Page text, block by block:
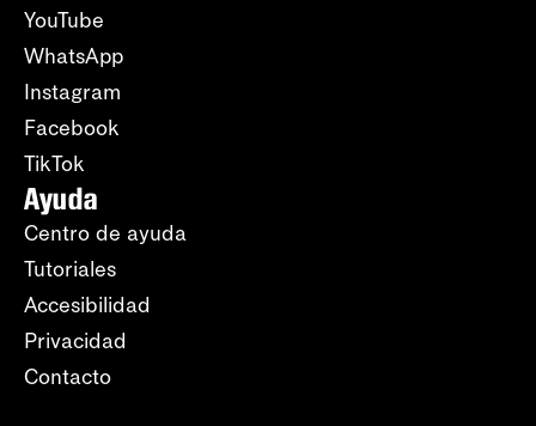
YouTube
WhatsApp
Instagram
Facebook
TikTok
Ayuda
Centro de ayuda
Tutoriales
Accesibilidad
Privacidad
Contacto